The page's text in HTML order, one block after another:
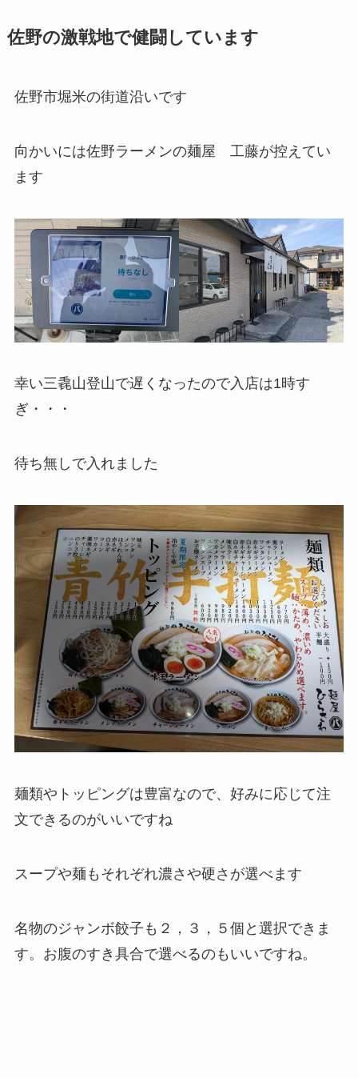
佐野の激戦地で健闘しています
佐野市堀米の街道沿いです
向かいには佐野ラーメンの麺屋 工藤が控えてい
ます
幸い三毳山登山で遅くなったので入店は1時す
ぎ・・・
待ち無しで入れました
麺類やトッピングは豊富なので、好みに応じて注
文できるのがいいですね
スープや麺もそれぞれ濃さや硬さが選べます
名物のジャンボ餃子も２，３，５個と選択できま
す。お腹のすき具合で選べるのもいいですね。